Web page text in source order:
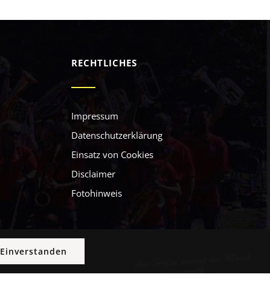
RECHTLICHES
Impressum
Datenschutzerklärung
Einsatz von Cookies
Disclaimer
Fotohinweis
Einverstanden